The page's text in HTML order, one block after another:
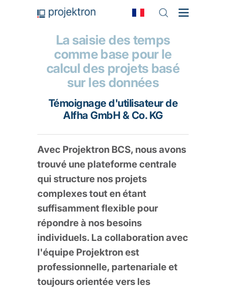
La saisie des temps
comme base pour le
calcul des projets basé
sur les données
Témoignage d'utilisateur de
Alfha GmbH & Co. KG
Avec Projektron BCS, nous avons
trouvé une plateforme centrale
qui structure nos projets
complexes tout en étant
suffisamment flexible pour
répondre à nos besoins
individuels. La collaboration avec
l'équipe Projektron est
professionnelle, partenariale et
toujours orientée vers les